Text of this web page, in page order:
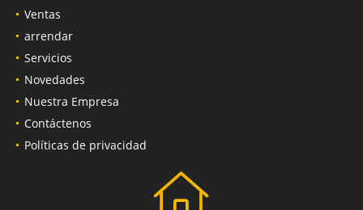
Inicio
Ventas
arrendar
Servicios
Novedades
Nuestra Empresa
Contáctenos